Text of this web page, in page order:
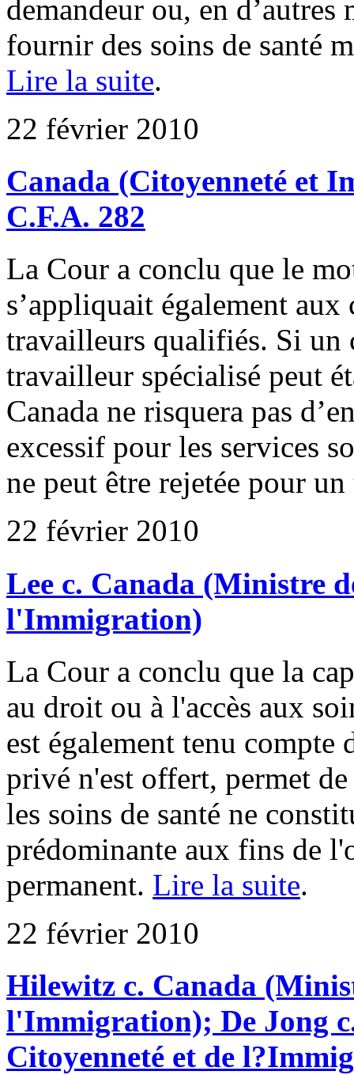
demandeur ou, en d’autres
fournir des soins de santé
Lire la suite.
22 février 2010
Canada (Citoyenneté et
C.F.A. 282
La Cour a conclu que le
s’appliquait également
travailleurs qualifiés. Si un
travailleur spécialisé peut
Canada ne risquera pas
excessif pour les services
ne peut être rejetée pour
22 février 2010
Lee c. Canada (Ministre
l'Immigration)
La Cour a conclu que la
au droit ou à l'accès aux
est également tenu compte
privé n'est offert, permet
les soins de santé ne
prédominante aux fins de
permanent. Lire la suite.
22 février 2010
Hilewitz c. Canada
l'Immigration); De Jong
Citoyenneté et de